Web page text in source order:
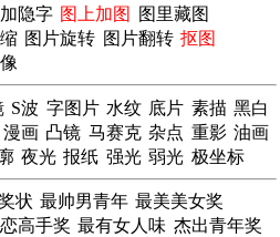
隐字 图上加图
图里藏图
图片旋转 图片翻转 抠图
S波 字图片 水纹 底片 素描 黑白
漫画 凸镜 马赛克 杂点 重影 油画
夜光 报纸 强光 弱光 极坐标
状 最帅男青年 最美美女奖
高手奖 最有女人味 杰出青年奖